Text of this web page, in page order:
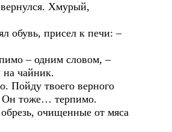
Хмурый,
обувь, присел к печи: –
– одним словом, –
на чайник.
твоего верного
Он тоже… терпимо.
очищенные от мяса